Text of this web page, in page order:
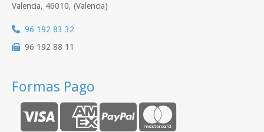
Valencia, 46010, (Valencia)
96 192 83 32
96 192 88 11
Formas Pago